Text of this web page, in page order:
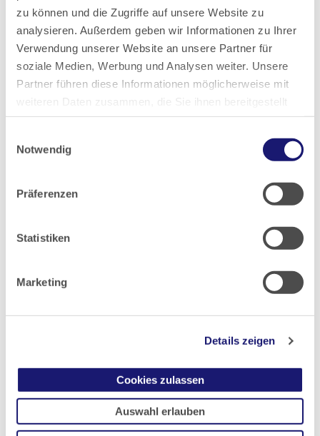
zu können und die Zugriffe auf unsere Website zu
analysieren. Außerdem geben wir Informationen zu Ihrer
Verwendung unserer Website an unsere Partner für
soziale Medien, Werbung und Analysen weiter. Unsere
Partner führen diese Informationen möglicherweise mit
weiteren Daten zusammen, die Sie ihnen bereitgestellt
haben oder die sie im Rahmen Ihrer Nutzung der Dienste
Notwendig
Präferenzen
Statistiken
Marketing
Details zeigen
Cookies zulassen
Auswahl erlauben
2025
2024
2023
2016
2015